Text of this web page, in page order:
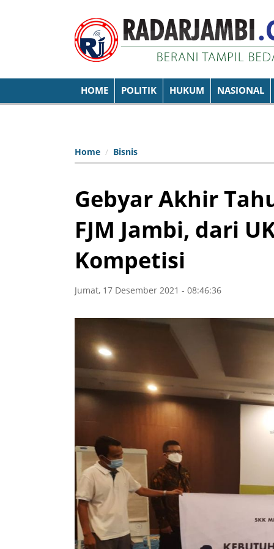
HOME POLITIK HUKUM NASIONAL
Home Bisnis
Gebyar Akhir
FJM Jambi, dari
Kompetisi
Jumat, 17 Desember 2021 - 08:46:36